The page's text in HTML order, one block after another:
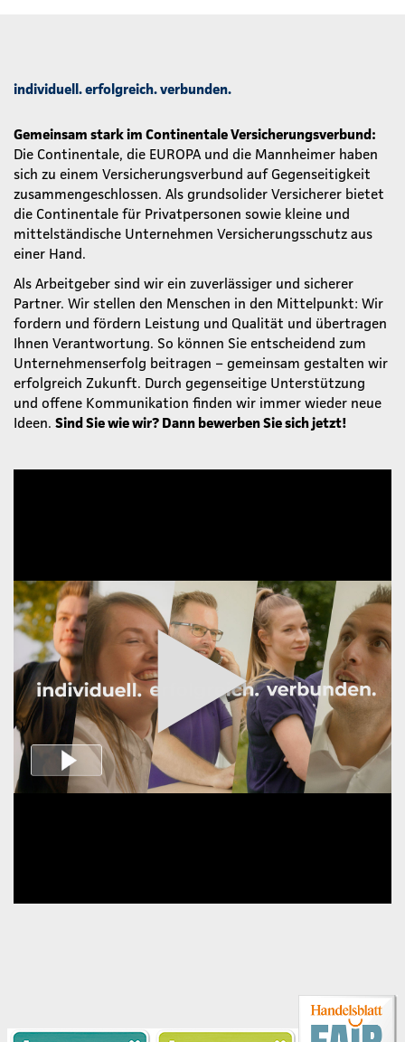
individuell. erfolgreich. verbunden.
Gemeinsam stark im Continentale Versicherungsverbund:
Die Continentale, die EUROPA und die Mannheimer haben
sich zu einem Versicherungsverbund auf Gegenseitigkeit
zusammengeschlossen. Als grundsolider Versicherer bietet
die Continentale für Privatpersonen sowie kleine und
mittelständische Unternehmen Versicherungsschutz aus
einer Hand.
Als Arbeitgeber sind wir ein zuverlässiger und sicherer
Partner. Wir stellen den Menschen in den Mittelpunkt: Wir
fordern und fördern Leistung und Qualität und übertragen
Ihnen Verantwortung. So können Sie entscheidend zum
Unternehmenserfolg beitragen – gemeinsam gestalten wir
erfolgreich Zukunft. Durch gegenseitige Unterstützung
und offene Kommunikation finden wir immer wieder neue
Ideen. Sind Sie wie wir? Dann bewerben Sie sich jetzt!